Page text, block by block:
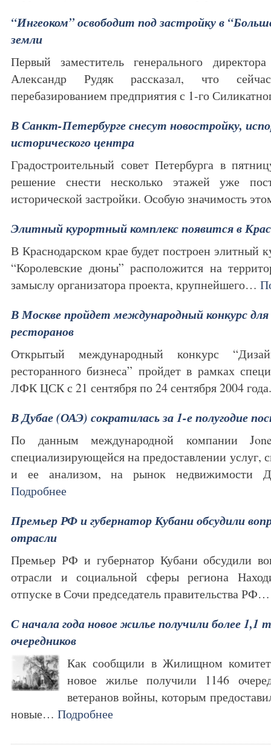
“Ингеоком” освободит под застройку в
земли
Первый заместитель генерального
Александр Рудяк рассказал, что
перебазированием предприятия с 1-го
В Санкт-Петербурге снесут новостройку,
исторического центра
Градостроительный совет Петербурга в
решение снести несколько этажей уже
исторической застройки. Особую значимость
Элитный курортный комплекс появится в
В Краснодарском крае будет построен элитный
“Королевские дюны” расположится на
замыслу организатора проекта, крупнейшего…
В Москве пройдет международный конкурс для
ресторанов
Открытый международный конкурс
ресторанного бизнеса” пройдет в рамках
ЛФК ЦСК с 21 сентября по 24 сентября 2004
В Дубае (ОАЭ) сократилась за 1-е полугодие
По данным международной компании
специализирующейся на предоставлении услуг,
и ее анализом, на рынок недвижимости
Подробнее
Премьер РФ и губернатор Кубани обсудили
отрасли
Премьер РФ и губернатор Кубани обсудили
отрасли и социальной сферы региона
отпуске в Сочи председатель правительства
С начала года новое жилье получили более 1,1
очередников
Как сообщили в Жилищном
новое жилье получили 1146
ветеранов войны, которым
новые… Подробнее